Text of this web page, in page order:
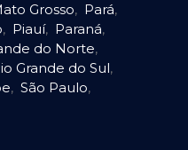
Grosso, Pará,
, Piauí, Paraná,
do Norte,
Grande do Sul,
, São Paulo,